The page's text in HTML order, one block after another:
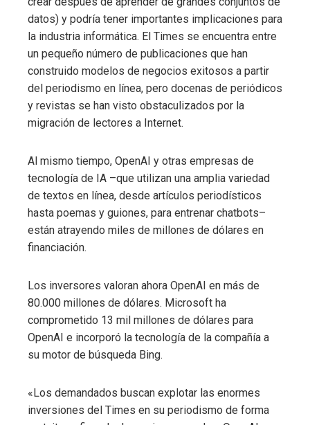
datos) y podría tener importantes implicaciones para
la industria informática. El Times se encuentra entre
un pequeño número de publicaciones que han
construido modelos de negocios exitosos a partir
del periodismo en línea, pero docenas de periódicos
y revistas se han visto obstaculizados por la
migración de lectores a Internet.
Al mismo tiempo, OpenAI y otras empresas de
tecnología de IA –que utilizan una amplia variedad
de textos en línea, desde artículos periodísticos
hasta poemas y guiones, para entrenar chatbots–
están atrayendo miles de millones de dólares en
financiación.
Los inversores valoran ahora OpenAI en más de
80.000 millones de dólares. Microsoft ha
comprometido 13 mil millones de dólares para
OpenAI e incorporó la tecnología de la compañía a
su motor de búsqueda Bing.
«Los demandados buscan explotar las enormes
inversiones del Times en su periodismo de forma